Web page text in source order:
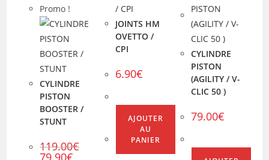
Promo !
CYLINDRE
PISTON
BOOSTER /
STUNT
119.00€
Le
79.90€
JOINTS HM
OVETTO /
CPI
6.90€
AJOUTER
AU
PANIER
CYLINDRE
PISTON
(AGILITY / V-
CLIC 50 )
79.00€